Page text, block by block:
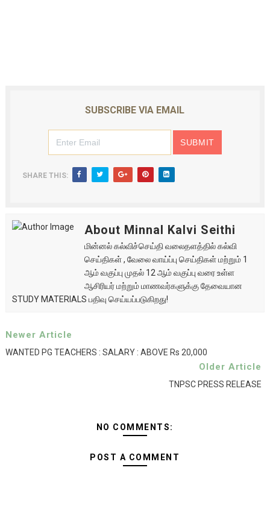
SUBSCRIBE VIA EMAIL
SHARE THIS:
About Minnal Kalvi Seithi
மின்னல் கல்விச்செய்தி வலைதளத்தில் கல்வி
செய்திகள் , வேலை வாய்ப்பு செய்திகள் மற்றும் 1
ஆம் வகுப்பு முதல் 12 ஆம் வகுப்பு வரை உள்ள
ஆசிரியர் மற்றும் மாணவர்களுக்கு தேவையான
STUDY MATERIALS பதிவு செய்யப்படுகிறது!
Newer Article
WANTED PG TEACHERS : SALARY : ABOVE Rs 20,000
Older Article
TNPSC PRESS RELEASE
NO COMMENTS:
POST A COMMENT